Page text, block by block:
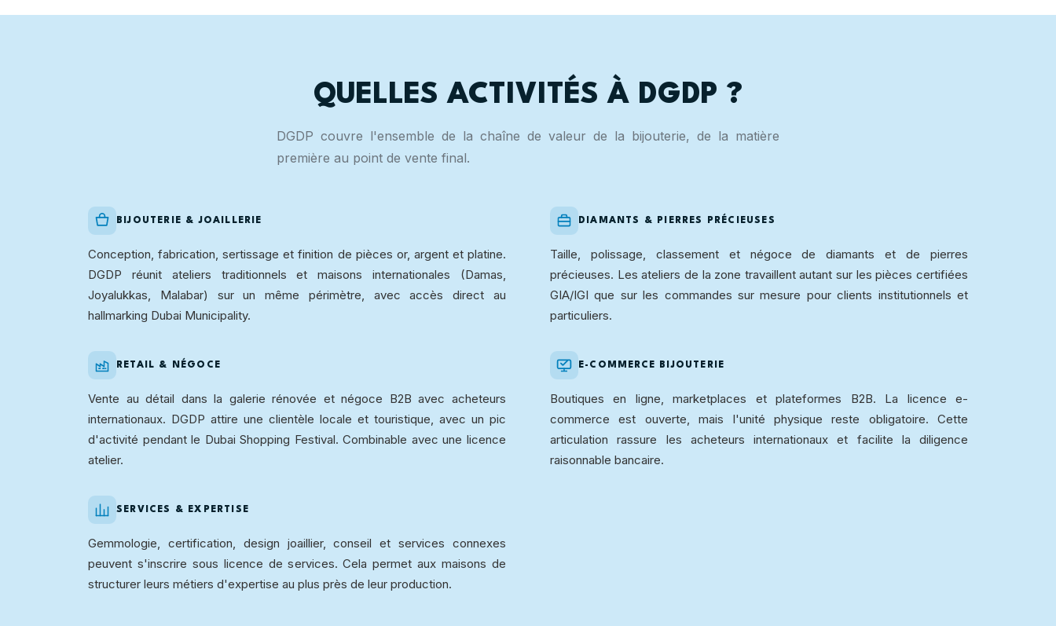
QUELLES ACTIVITÉS À DGDP ?
DGDP couvre l'ensemble de la chaîne de valeur de la bijouterie, de la matière
première au point de vente final.
BIJOUTERIE & JOAILLERIE
Conception, fabrication, sertissage et finition de pièces or, argent et platine.
DGDP réunit ateliers traditionnels et maisons internationales (Damas,
Joyalukkas, Malabar) sur un même périmètre, avec accès direct au
hallmarking Dubai Municipality.
DIAMANTS & PIERRES PRÉCIEUSES
Taille, polissage, classement et négoce de diamants et de pierres
précieuses. Les ateliers de la zone travaillent autant sur les pièces certifiées
GIA/IGI que sur les commandes sur mesure pour clients institutionnels et
particuliers.
RETAIL & NÉGOCE
Vente au détail dans la galerie rénovée et négoce B2B avec acheteurs
internationaux. DGDP attire une clientèle locale et touristique, avec un pic
d'activité pendant le Dubai Shopping Festival. Combinable avec une licence
atelier.
E-COMMERCE BIJOUTERIE
Boutiques en ligne, marketplaces et plateformes B2B. La licence e-
commerce est ouverte, mais l'unité physique reste obligatoire. Cette
articulation rassure les acheteurs internationaux et facilite la diligence
raisonnable bancaire.
SERVICES & EXPERTISE
Gemmologie, certification, design joaillier, conseil et services connexes
peuvent s'inscrire sous licence de services. Cela permet aux maisons de
structurer leurs métiers d'expertise au plus près de leur production.